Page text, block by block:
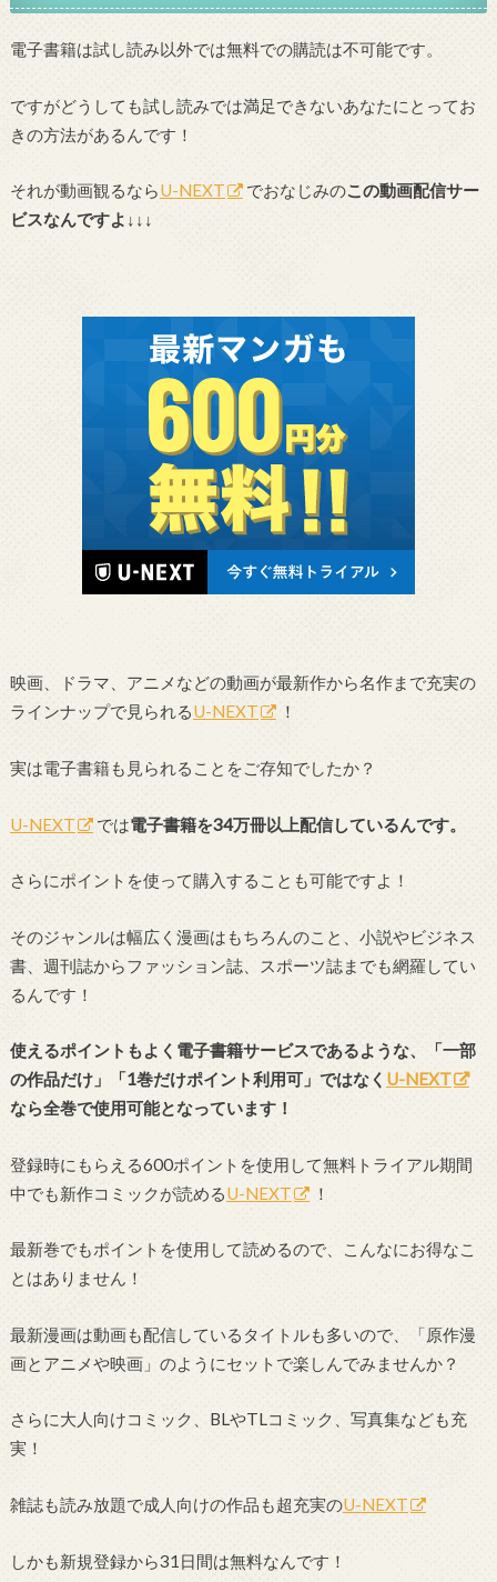
電子書籍は試し読み以外では無料での購読は不可能です。
ですがどうしても試し読みでは満足できないあなたにとってお
きの方法があるんです！
それが動画観るならU-NEXT でおなじみのこの動画配信サー
ビスなんですよ↓↓↓
映画、ドラマ、アニメなどの動画が最新作から名作まで充実の
ラインナップで見られるU-NEXT ！
実は電子書籍も見られることをご存知でしたか？
U-NEXT では電子書籍を34万冊以上配信しているんです。
さらにポイントを使って購入することも可能ですよ！
そのジャンルは幅広く漫画はもちろんのこと、小説やビジネス
書、週刊誌からファッション誌、スポーツ誌までも網羅してい
るんです！
使えるポイントもよく電子書籍サービスであるような、「一部
の作品だけ」「1巻だけポイント利用可」ではなく U-NEXT
なら全巻で使用可能となっています！
登録時にもらえる600ポイントを使用して無料トライアル期間
中でも新作コミックが読めるU-NEXT ！
最新巻でもポイントを使用して読めるので、こんなにお得なこ
とはありません！
最新漫画は動画も配信しているタイトルも多いので、「原作漫
画とアニメや映画」のようにセットで楽しんでみませんか？
さらに大人向けコミック、BLやTLコミック、写真集なども充
実！
雑誌も読み放題で成人向けの作品も超充実のU-NEXT
しかも新規登録から31日間は無料なんです！